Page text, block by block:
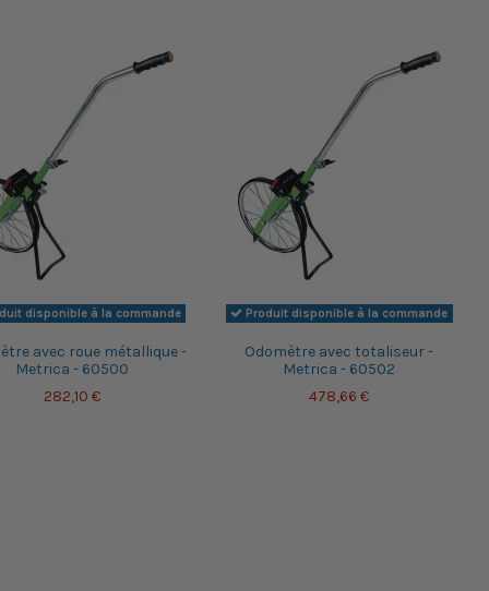
disponible à la commande
avec roue métallique -
Metrica - 60500
282,10 €
Produit disponible à la commande
Odomètre avec totaliseur -
Metrica - 60502
478,66 €